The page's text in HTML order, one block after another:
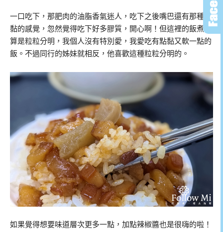
一口吃下，那肥肉的油脂香氣迷人，吃下之後嘴巴還有那種黏
黏的感覺，忽然覺得吃下好多膠質，開心啊！但這裡的飯煮的
算是粒粒分明，我個人沒有特別愛，我愛吃有點黏又軟一點的
飯。不過同行的姊妹就相反，他喜歡這種粒粒分明的。
如果覺得想要味道層次更多一點，加點辣椒醬也是很嗨的啦！